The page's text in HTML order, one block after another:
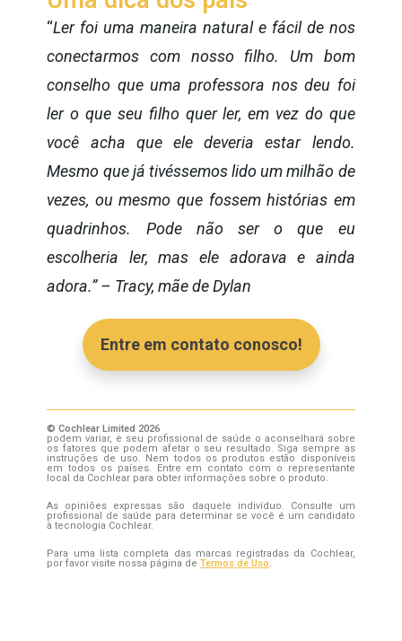
“Ler foi uma maneira natural e fácil de nos
conectarmos com nosso filho. Um bom
conselho que uma professora nos deu foi
ler o que seu filho quer ler, em vez do que
você acha que ele deveria estar lendo.
Mesmo que já tivéssemos lido um milhão de
vezes, ou mesmo que fossem histórias em
quadrinhos. Pode não ser o que eu
escolheria ler, mas ele adorava e ainda
adora.” – Tracy, mãe de Dylan
Entre em contato conosco!
© Cochlear Limited 2026
podem variar, e seu profissional de saúde o aconselhará sobre
os fatores que podem afetar o seu resultado. Siga sempre as
instruções de uso. Nem todos os produtos estão disponíveis
em todos os países. Entre em contato com o representante
local da Cochlear para obter informações sobre o produto.
As opiniões expressas são daquele indivíduo. Consulte um
profissional de saúde para determinar se você é um candidato
à tecnologia Cochlear.
Para uma lista completa das marcas registradas da Cochlear,
por favor visite nossa página de Termos de Uso.